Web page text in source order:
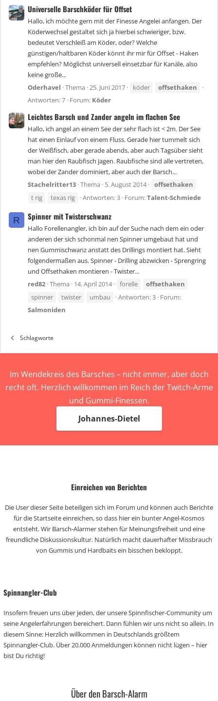
Universelle Barschköder für Offset
Hallo, ich möchte gern mit der Finesse Angelei anfangen. Der
Köderwechsel gestaltet sich ja hierbei schwieriger, bzw.
bedeutet Verschleiß am Köder, oder? Welche
günstigen/haltbaren Köder könnt ihr mir für Offset - Haken
empfehlen? Möglichst universell einsetzbar für Kanäle, also
keine große...
Oderhavel Thema 25. Juni 2017 köder
offsethaken
Antworten: 7 Forum: Köder
Leichtes Barsch und Zander angeln im flachen See
Hallo, ich angel an einem See der sehr flach ist < 2m. Der See
hat einen Einlauf von einem Fluss. Gerade hier tummelt sich
der Weißfisch, aber gerade abends, aber auch Tagsüber sieht
man hier den Raubfisch jagen. Raubfische sind alle vertreten,
wobei der Zander dominiert, aber auch der Barsch...
Stachelritter13 Thema 5. August 2014
offsethaken
t rig
texas rig Antworten: 3 Forum:Talent-Schmiede
R Spinner mit Twisterschwanz
Hallo Forellenangler, ich bin auf der Suche nach dem ein oder
anderen der sich schonmal nen Spinner umgebaut hat und
nen Gummischwanz anstatt des Drillings montiert hat. Sieht
folgendermaßen aus. Spinner - Drilling abzwicken - Sprengring
und Offsethaken montieren - Twister...
red82 Thema 14. April 2014 forelle
offsethaken
spinner
twister umbau Antworten: 3 Forum:
Salmoniden
Schlagworte
Im Wendekreis des Barsches – nicht immer, aber doch
recht oft. Herzlich willkommen im Reich der Twitch-Arme
und Gummi-Finessen.
Johannes-Dietel
Einreichen von Berichten
Die User dieser Seite beteiligen sich im Forum und können auch Berichte
für die Startseite einreichen, so dass hier ein bunter Angel-Kosmos
entsteht. Wir Barsch-Alarmer stehen für Meinungsfreiheit und eine
freundliche Diskussionskultur. Natürlich macht dauerhafter Missbrauch
von Gummis und Hardbaits ein bisschen bekloppt.
Spinnangler-Club
Insofern freuen uns über jeden, der unsere Spinnfischer-Community um
seine Angelerfahrungen bereichert. Dann fühlen wir uns nicht so allein. In
diesem Sinne: Herzlich willkommen in Deutschlands größtem
Spinnangler-Club. Über 20.000 Anmeldungen können nicht lügen – hier
bist Du richtig!
Über den Barsch-Alarm